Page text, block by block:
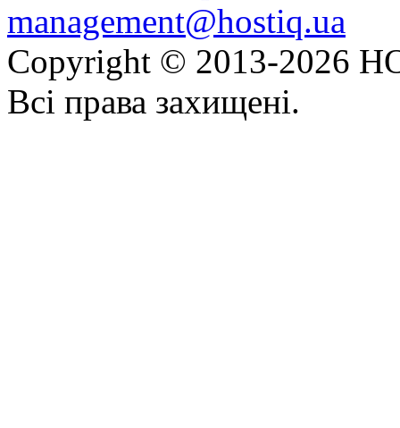
management@hostiq.ua
Copyright © 2013-2026
Всі права захищені.